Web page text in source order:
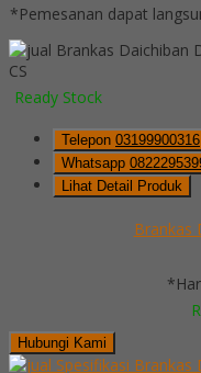
*Pemesanan dapat
CS
Ready Stock
Telepon 03199900316
Whatsapp
Lihat Detail Produk
Brankas
Hubungi Kami